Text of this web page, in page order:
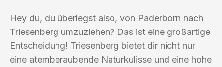
Hey du, du überlegst also, von Paderborn nach
Triesenberg umzuziehen? Das ist eine großartige
Entscheidung! Triesenberg bietet dir nicht nur
eine atemberaubende Naturkulisse und eine hohe